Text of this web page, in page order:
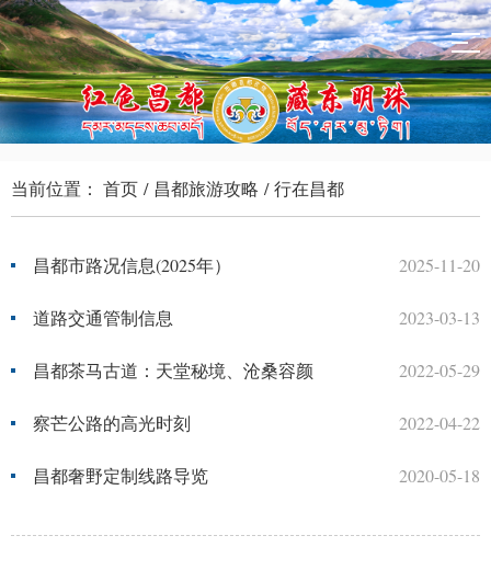
当前位置： 首页 / 昌都旅游攻略 /行在昌都
2025-11-20
昌都市路况信息(2025年）
2023-03-13
道路交通管制信息
2022-05-29
昌都茶马古道：天堂秘境、沧桑容颜
2022-04-22
察芒公路的高光时刻
2020-05-18
昌都奢野定制线路导览